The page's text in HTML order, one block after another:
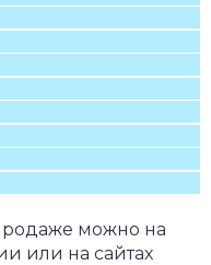
можно на
или на сайтах